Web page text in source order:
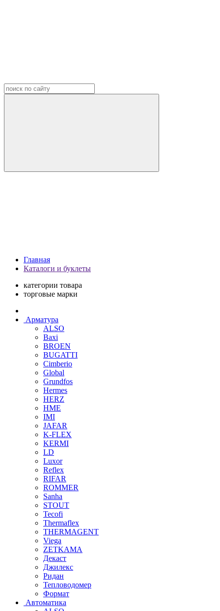
Главная
Каталоги и буклеты
категории товара
торговые марки
Арматура
ALSO
Baxi
BROEN
BUGATTI
Cimberio
Global
Grundfos
Hermes
HERZ
HME
IMI
JAFAR
K-FLEX
KERMI
LD
Luxor
Reflex
RIFAR
ROMMER
Sanha
STOUT
Tecofi
Thermaflex
THERMAGENT
Viega
ZETKAMA
Декаст
Джилекс
Ридан
Тепловодомер
Формат
Автоматика